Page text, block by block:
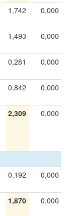
1,742 0,000
1,493 0,000
0,281 0,000
0,842 0,000
2,309 0,000
0,192 0,000
1,870 0,000